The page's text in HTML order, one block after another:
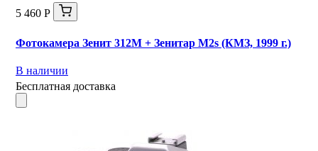
5 460 Р
Фотокамера Зенит 312М + Зенитар М2s (КМЗ, 1999 г.)
В наличии
Бесплатная доставка